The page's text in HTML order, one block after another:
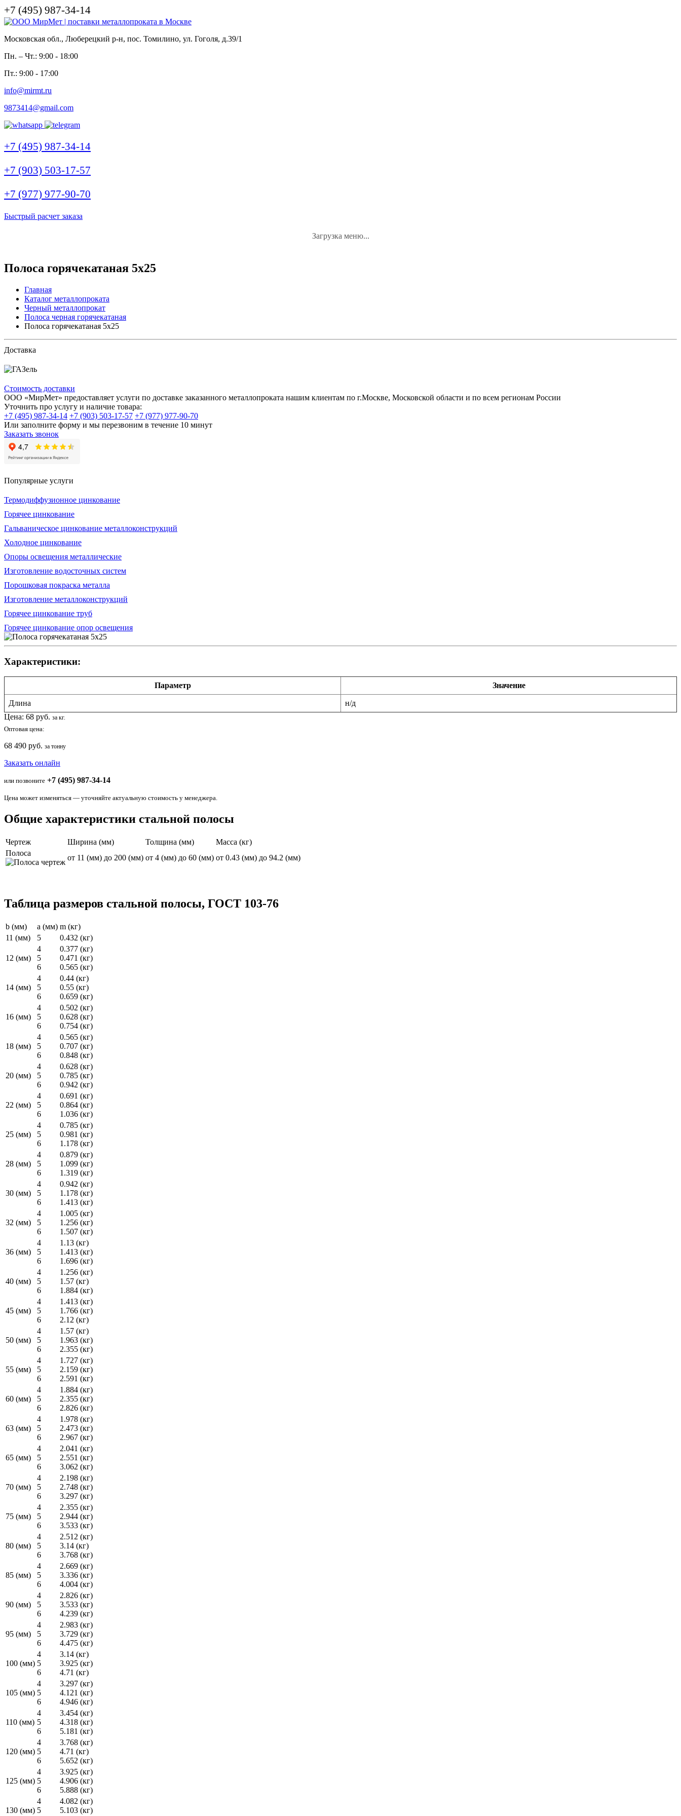
+7 (495) 987-34-14
Московская обл., Люберецкий р-н, пос. Томилино, ул. Гоголя, д.39/1
Пн. – Чт.: 9:00 - 18:00
Пт.: 9:00 - 17:00
info@mirmt.ru
9873414@gmail.com
+7 (495) 987-34-14
+7 (903) 503-17-57
+7 (977) 977-90-70
Быстрый расчет заказа
Загрузка меню...
Полоса горячекатаная 5x25
Главная
Каталог металлопроката
Черный металлопрокат
Полоса черная горячекатаная
Полоса горячекатаная 5x25
Доставка
Стоимость доставки
ООО «МирМет» предоставляет услуги по доставке заказанного металлопроката нашим клиентам по г.Москве, Московской области и по всем регионам России
Уточнить про услугу и наличие товара:
+7 (495) 987-34-14 +7 (903) 503-17-57 +7 (977) 977-90-70
Или заполните форму и мы перезвоним в течение 10 минут
Заказать звонок
Популярные услуги
Термодиффузионное цинкование
Горячее цинкование
Гальваническое цинкование металлоконструкций
Холодное цинкование
Опоры освещения металлические
Изготовление водосточных систем
Порошковая покраска металла
Изготовление металлоконструкций
Горячее цинкование труб
Горячее цинкование опор освещения
Характеристики:
Параметр Значение
Длина
н/д
Цена: 68 руб. за кг.
Оптовая цена:
68 490 руб. за тонну
Заказать онлайн
или позвоните +7 (495) 987-34-14
Цена может изменяться — уточняйте актуальную стоимость у менеджера.
Общие характеристики стальной полосы
Чертеж Ширина (мм) Толщина (мм)
Масса (кг)
Полоса
от 11 (мм) до 200 (мм) от 4 (мм) до 60 (мм) от 0.43 (мм) до 94.2 (мм)
Таблица размеров стальной полосы, ГОСТ 103-76
b (мм) a (мм) m (кг)
11 (мм)
5 0.432 (кг)
12 (мм)
4
5
6
0.377 (кг)
0.471 (кг)
0.565 (кг)
14 (мм)
4
5
6
0.44 (кг)
0.55 (кг)
0.659 (кг)
16 (мм)
4
5
6
0.502 (кг)
0.628 (кг)
0.754 (кг)
18 (мм)
4
5
6
0.565 (кг)
0.707 (кг)
0.848 (кг)
20 (мм)
4
5
6
0.628 (кг)
0.785 (кг)
0.942 (кг)
22 (мм)
4
5
6
0.691 (кг)
0.864 (кг)
1.036 (кг)
25 (мм)
4
5
6
0.785 (кг)
0.981 (кг)
1.178 (кг)
28 (мм)
4
5
6
0.879 (кг)
1.099 (кг)
1.319 (кг)
30 (мм)
4
5
6
0.942 (кг)
1.178 (кг)
1.413 (кг)
32 (мм)
4
5
6
1.005 (кг)
1.256 (кг)
1.507 (кг)
36 (мм)
4
5
6
1.13 (кг)
1.413 (кг)
1.696 (кг)
40 (мм)
4
5
6
1.256 (кг)
1.57 (кг)
1.884 (кг)
45 (мм)
4
5
6
1.413 (кг)
1.766 (кг)
2.12 (кг)
50 (мм)
4
5
6
1.57 (кг)
1.963 (кг)
2.355 (кг)
55 (мм)
4
5
6
1.727 (кг)
2.159 (кг)
2.591 (кг)
60 (мм)
4
5
6
1.884 (кг)
2.355 (кг)
2.826 (кг)
63 (мм)
4
5
6
1.978 (кг)
2.473 (кг)
2.967 (кг)
65 (мм)
4
5
6
2.041 (кг)
2.551 (кг)
3.062 (кг)
70 (мм)
4
5
6
2.198 (кг)
2.748 (кг)
3.297 (кг)
75 (мм)
4
5
6
2.355 (кг)
2.944 (кг)
3.533 (кг)
80 (мм)
4
5
6
2.512 (кг)
3.14 (кг)
3.768 (кг)
85 (мм)
4
5
6
2.669 (кг)
3.336 (кг)
4.004 (кг)
90 (мм)
4
5
6
2.826 (кг)
3.533 (кг)
4.239 (кг)
95 (мм)
4
5
6
2.983 (кг)
3.729 (кг)
4.475 (кг)
100 (мм)
4
5
6
3.14 (кг)
3.925 (кг)
4.71 (кг)
105 (мм)
4
5
6
3.297 (кг)
4.121 (кг)
4.946 (кг)
110 (мм)
4
5
6
3.454 (кг)
4.318 (кг)
5.181 (кг)
120 (мм)
4
5
6
3.768 (кг)
4.71 (кг)
5.652 (кг)
125 (мм)
4
5
6
3.925 (кг)
4.906 (кг)
5.888 (кг)
130 (мм)
4
5
4.082 (кг)
5.103 (кг)